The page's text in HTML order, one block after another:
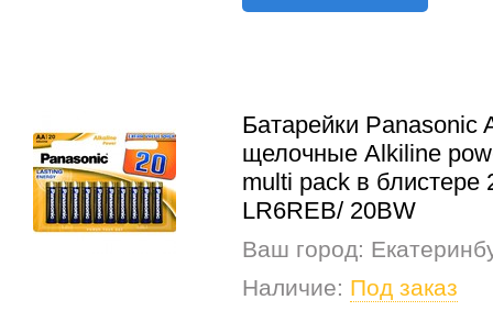
Батарейки Panasonic
щелочные Alkiline
multi pack в блистере
LR6REB/ 20BW
Ваш город:
Наличие: Под заказ